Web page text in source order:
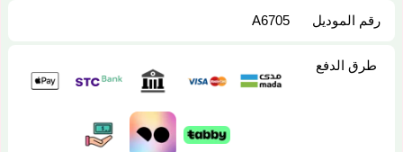
رقم الموديل A6705
طرق الدفع